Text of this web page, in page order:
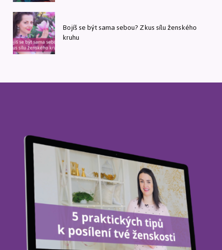
Bojíš se být sama sebou? Zkus sílu ženského
kruhu